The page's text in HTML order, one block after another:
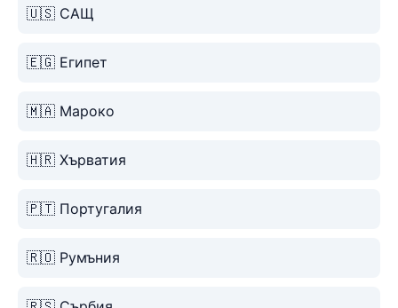
🇺🇸 САЩ
🇪🇬 Египет
🇲🇦 Мароко
🇭🇷 Хърватия
🇵🇹 Португалия
🇷🇴 Румъния